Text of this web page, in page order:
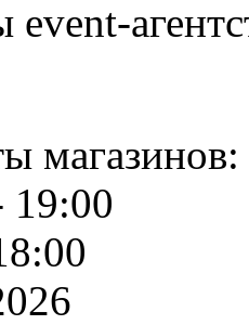
магазинов:
19:00